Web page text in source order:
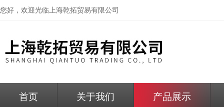
您好，欢迎光临上海乾拓贸易有限公司
首页 关于我们 产品展示